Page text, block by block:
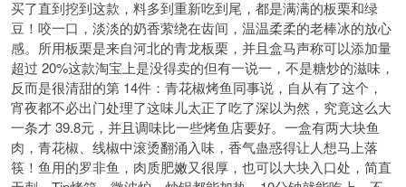
买了直到挖到这款，料多到重新吃到尾，都是满满的板栗和绿
豆！咬一口，淡淡的奶香萦绕在齿间，温温柔柔的老棒冰的放心
感。所用板栗是来自河北的青龙板栗，并且盒马声称可以添加量
超过 20%这款淘宝上是没得卖的但有一说一，不是糖炒的滋味，
反而是很清甜的第 14件：青花椒烤鱼同事说，自从有了这个，
宵夜都不必出门处理了这味儿太正了吃了深以为然，究竟这么大
一条才 39.8元，并且调味比一些烤鱼店要好。一盒有两大块鱼
肉，青花椒、线椒中滚烫翻涌入味，香气蛊惑得让人想马上落
筷！鱼用的罗非鱼，肉质肥嫩又很厚，也可以大块入口处，简直